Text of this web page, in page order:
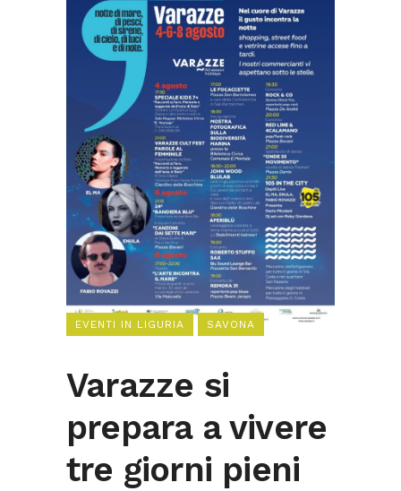
EVENTI IN LIGURIA SAVONA
Varazze si
prepara a vivere
tre giorni pieni